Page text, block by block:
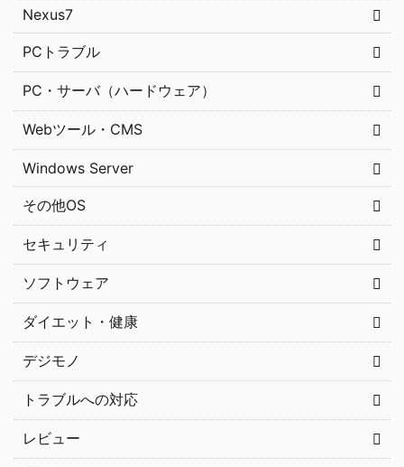
Nexus7
PCトラブル
PC・サーバ（ハードウェア）
Webツール・CMS
Windows Server
その他OS
セキュリティ
ソフトウェア
ダイエット・健康
デジモノ
トラブルへの対応
レビュー